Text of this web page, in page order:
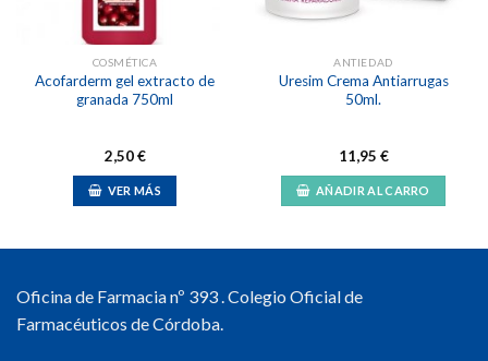
COSMÉTICA
Acofarderm gel extracto de
granada 750ml
2,50€
VER MÁS
ANTIEDAD
Uresim Crema Antiarrugas
50ml.
11,95 €
AÑADIR AL CARRO
Oficina de Farmacia nº 393 . Colegio Oficial de
Farmacéuticos de Córdoba.